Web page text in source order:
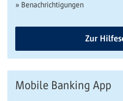
» Benachrichtigungen
Zur
Mobile Banking App